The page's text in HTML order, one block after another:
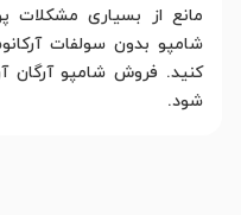
مانع از بسیاری مشکلات
شامپو بدون سولفات
کنید. فروش شامپو آرگان
شود.